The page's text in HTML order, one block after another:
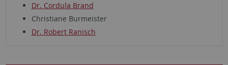
Dr. Cordula Brand
Christiane Burmeister
Dr. Robert Ranisch